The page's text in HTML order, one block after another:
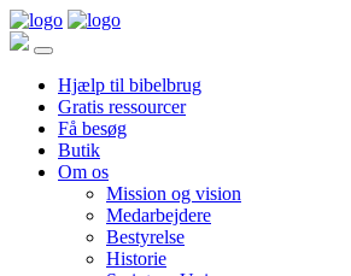
Hjælp til bibelbrug
Gratis ressourcer
Få besøg
Butik
Om os
Mission og vision
Medarbejdere
Bestyrelse
Historie